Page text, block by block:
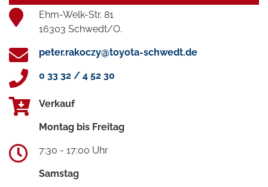
Ehm-Welk-Str. 81
16303 Schwedt/O.
peter.rakoczy@toyota-schwedt.de
0 33 32 / 4 52 30
Verkauf
Montag bis Freitag
7:30 - 17:00 Uhr
Samstag